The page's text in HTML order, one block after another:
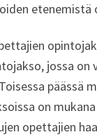
etenemistä
jossa
on
opettajien